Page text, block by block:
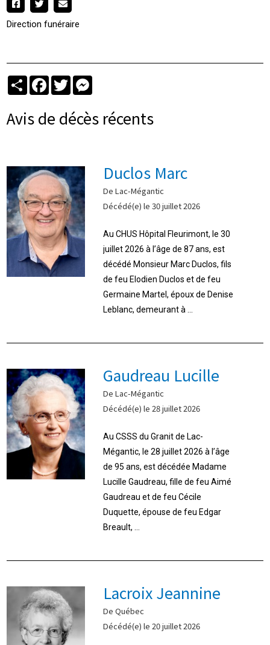
Direction funéraire
PartagerFacebook
Twitter
Avis de décès récents
Duclos Marc
De Lac-Mégantic
Décédé(e) le 30 juillet 2026
Au CHUS Hôpital Fleurimont, le 30
juillet 2026 à l’âge de 87 ans, est
décédé Monsieur Marc Duclos, fils
de feu Elodien Duclos et de feu
Germaine Martel, époux de Denise
Leblanc, demeurant à ...
Gaudreau Lucille
De Lac-Mégantic
Décédé(e) le 28 juillet 2026
Au CSSS du Granit de Lac-
Mégantic, le 28 juillet 2026 à l’âge
de 95 ans, est décédée Madame
Lucille Gaudreau, fille de feu Aimé
Gaudreau et de feu Cécile
Duquette, épouse de feu Edgar
Breault, ...
Lacroix Jeannine
De Québec
Décédé(e) le 20 juillet 2026